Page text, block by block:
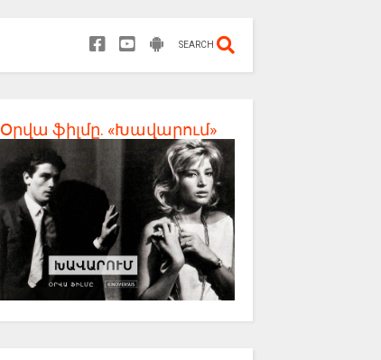
SEARCH
Օրվա ֆիլմը. «Խավարում»